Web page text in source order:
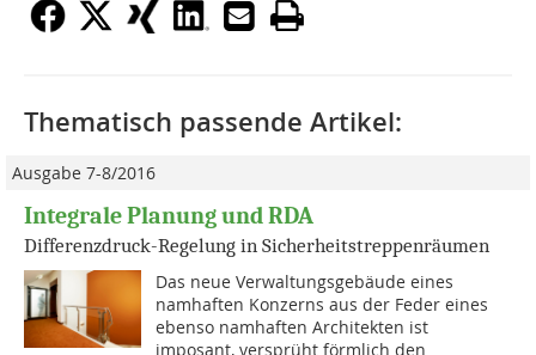
Thematisch passende Artikel:
Ausgabe 7-8/2016
Integrale Planung und RDA
Differenzdruck-Regelung in Sicherheitstreppenräumen
Das neue Verwaltungsgebäude eines
namhaften Konzerns aus der Feder eines
ebenso namhaften Architekten ist
imposant, versprüht förmlich den